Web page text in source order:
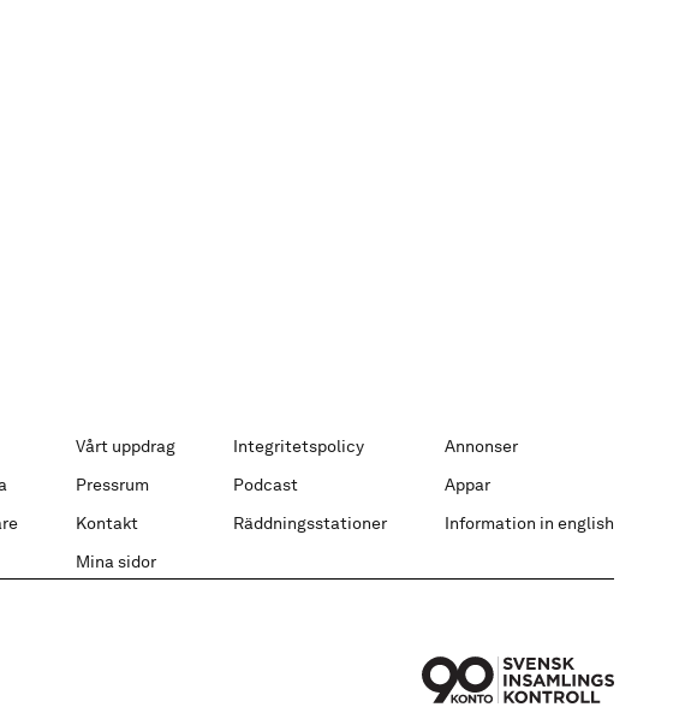
Vårt uppdrag Integritetspolicy
Annonser
Pressrum Podcast
Appar
Kontakt Räddningsstationer
Information in english
Mina sidor